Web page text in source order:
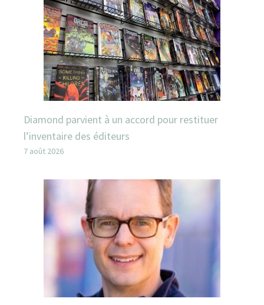
Diamond parvient à un accord pour restituer
l’inventaire des éditeurs
7 août 2026